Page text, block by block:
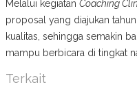
Melalui kegiatan Coaching
proposal yang diajukan
kualitas, sehingga semakin
mampu berbicara di tingkat
Terkait